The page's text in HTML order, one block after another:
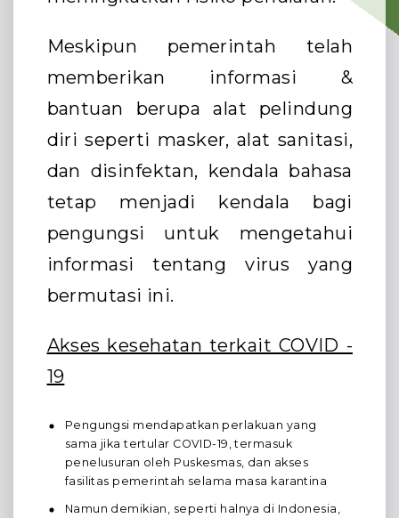
Meskipun pemerintah telah
memberikan informasi &
bantuan berupa alat pelindung
diri seperti masker, alat sanitasi,
dan disinfektan, kendala bahasa
tetap menjadi kendala bagi
pengungsi untuk mengetahui
informasi tentang virus yang
bermutasi ini.
Akses kesehatan terkait COVID -
19
Pengungsi mendapatkan perlakuan yang
sama jika tertular COVID-19, termasuk
penelusuran oleh Puskesmas, dan akses
fasilitas pemerintah selama masa karantina
Namun demikian, seperti halnya di Indonesia,